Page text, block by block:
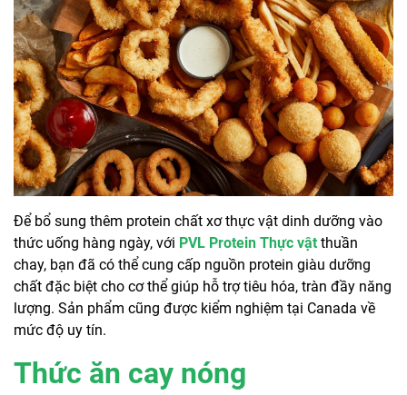
Để bổ sung thêm protein chất xơ thực vật dinh dưỡng vào
thức uống hàng ngày, với PVL Protein Thực vật thuần
chay, bạn đã có thể cung cấp nguồn protein giàu dưỡng
chất đặc biệt cho cơ thể giúp hỗ trợ tiêu hóa, tràn đầy năng
lượng. Sản phẩm cũng được kiểm nghiệm tại Canada về
mức độ uy tín.
Thức ăn cay nóng